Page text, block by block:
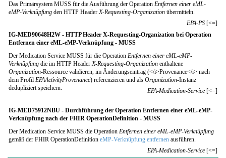
Das Primärsystem MUSS für die Ausführung der Operation Entfernen einer eML-
eMP-Verknüpfung den HTTP HeaderX-Requesting-Organization übermitteln.
EPA-PS [<=]
IG-MED90648H2W - HTTP Header X-Requesting-Organization bei Operation
Entfernen einer eML-eMP-Verknüpfung - MUSS
Der Medication Service MUSS für die Operation Entfernen einer eML-eMP-
Verknüpfung die im HTTP HeaderX-Requesting-Organization enthaltene
Organization-Ressource validieren, im Änderungseintrag (</i>Provenance</i> nach
dem Profil EPAActivityProvenance) referenzieren und als Organization-Instanz
dedupliziert speichern.
EPA-Medication-Service [<=]
IG-MED75912NBU - Durchführung der Operation Entfernen einer eML-eMP-
Verknüpfung nach der FHIR OperationDefinition - MUSS
Der Medication Service MUSS die Operation Entfernen einer eML-eMP-Verknüpfung
gemäß der FHIR OperationDefinition eMP-Verknüpfung entfernen ausführen.
EPA-Medication-Service [<=]